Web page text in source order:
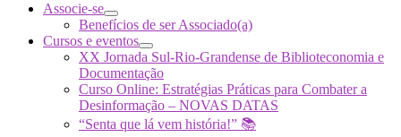
Associe-se
Benefícios de ser Associado(a)
Cursos e eventos
XX Jornada Sul-Rio-Grandense de Biblioteconomia e
Documentação
Curso Online: Estratégias Práticas para Combater a
Desinformação – NOVAS DATAS
“Senta que lá vem história!” 📚